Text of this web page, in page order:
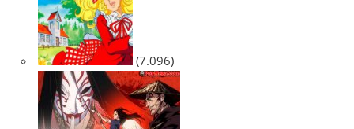
(7.096)